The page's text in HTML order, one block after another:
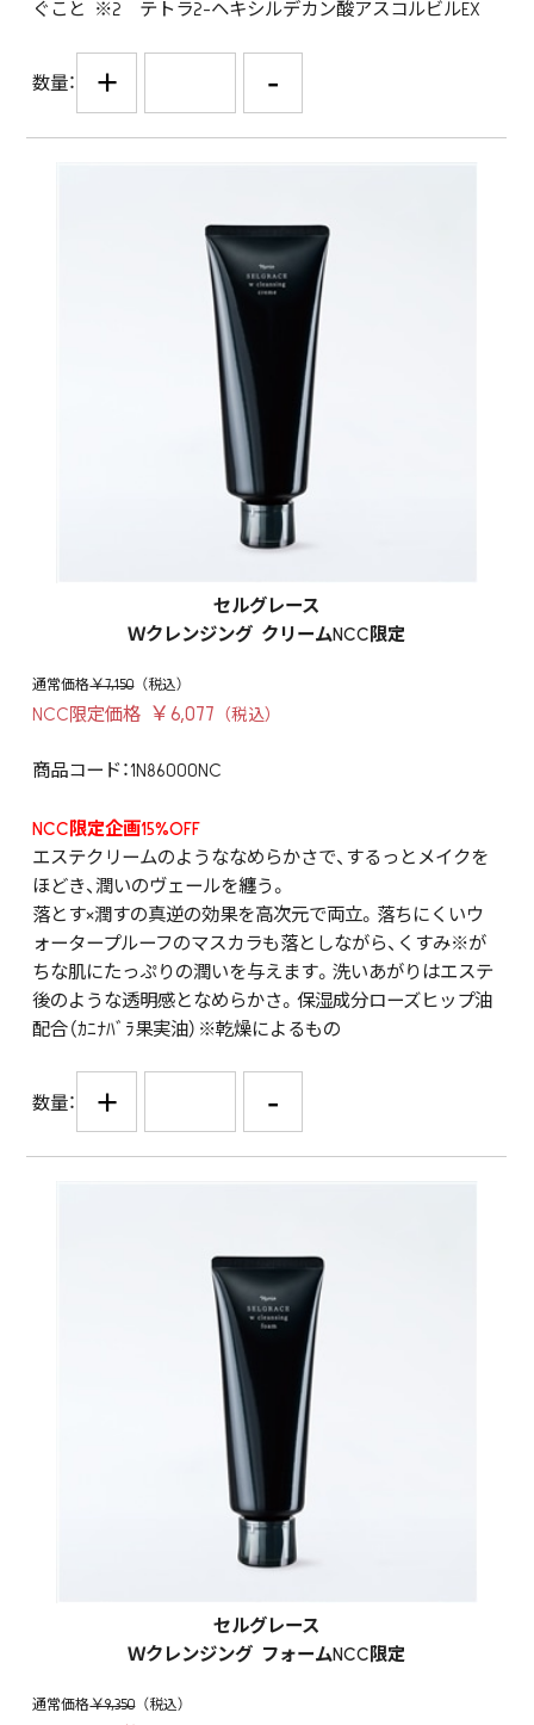
ぐこと ※2 テトラ2-ヘキシルデカン酸アスコルビルEX
数量： + -
セルグレース
Ｗクレンジング クリームNCC限定
￥7,150
NCC限定価格 ￥6,077
商品コード：1N86000NC
NCC限定企画15%OFF
エステクリームのようななめらかさで、するっとメイクを
ほどき、潤いのヴェールを纏う。
落とす×潤すの真逆の効果を高次元で両立。落ちにくいウ
ォータープルーフのマスカラも落としながら、くすみ※が
ちな肌にたっぷりの潤いを与えます。洗いあがりはエステ
後のような透明感となめらかさ。保湿成分ローズヒップ油
配合（ｶﾆﾅﾊﾞﾗ果実油）※乾燥によるもの
数量： + -
セルグレース
Ｗクレンジング フォームNCC限定
￥9,350